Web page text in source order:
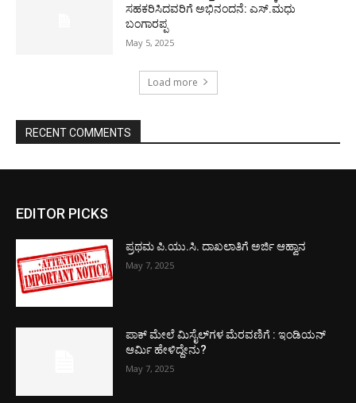
ಸಹಕರಿಸಿದವರಿಗೆ ಅಭಿನಂದನೆ: ಎಸ್.ಮಧು
ಬಂಗಾರಪ್ಪ
May 5, 2025
Load more
RECENT COMMENTS
EDITOR PICKS
ಪ್ರಥಮ ಪಿ.ಯು.ಸಿ. ದಾಖಲಾತಿಗೆ ಅರ್ಜಿ ಆಹ್ವಾನ
May 7, 2025
ಪಾಕ್​ ಮೇಲೆ ಮಿಸೈಲ್​ಗಳ ಮೆರವಣಿಗೆ : ಇಂಡಿಯನ್
ಆರ್ಮಿ ಹೇಳಿದ್ದೇನು?
May 7, 2025